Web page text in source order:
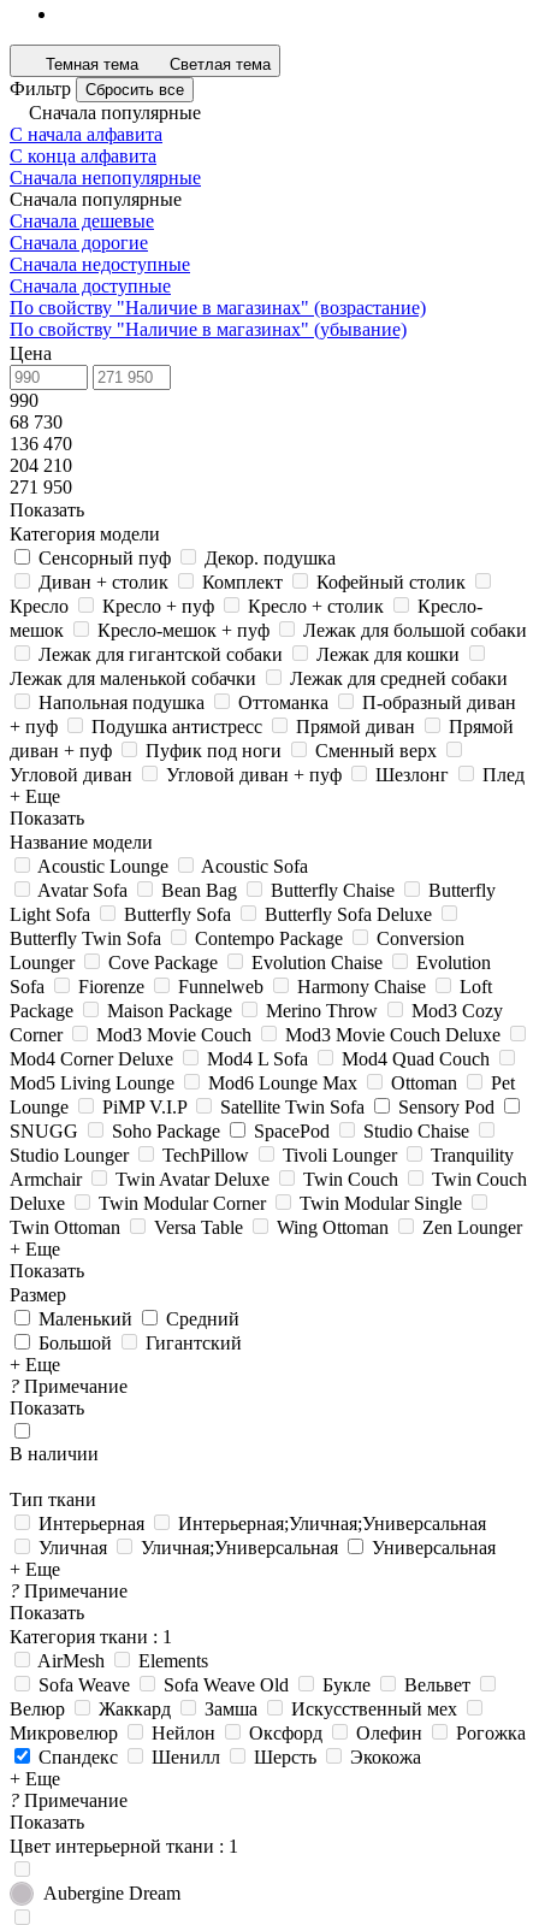
Темная тема Светлая тема
Фильтр Сбросить все
Сначала популярные
С начала алфавита
С конца алфавита
Сначала непопулярные
Сначала популярные
Сначала дешевые
Сначала дорогие
Сначала недоступные
Сначала доступные
По свойству "Наличие в магазинах" (возрастание)
По свойству "Наличие в магазинах" (убывание)
Цена
990
68 730
136 470
204 210
271 950
Показать
Категория модели
Сенсорный пуф
Декор. подушка
Диван + столик
Комплект
Кофейный столик
Кресло
Кресло + пуф Кресло + столик
Кресло-
мешок
Кресло-мешок + пуф
Лежак для большой собаки
Лежак для гигантской собаки
Лежак для кошки
Лежак для маленькой собачки
Лежак для средней собаки
Напольная подушка
Оттоманка
П-образный диван
+ пуф
Подушка антистресс Прямой диван
Прямой
диван + пуф
Пуфик под ноги
Сменный верх
Угловой диван
Угловой диван + пуф Шезлонг
Плед
+ Еще
Показать
Название модели
Acoustic Lounge
Acoustic Sofa
Avatar Sofa
Bean Bag Butterfly Chaise
Butterfly
Light Sofa
Butterfly Sofa
Butterfly Sofa Deluxe
Butterfly Twin Sofa
Contempo Package
Conversion
Lounger
Cove Package Evolution Chaise
Evolution
Sofa
Fiorenze Funnelweb Harmony Chaise
Loft
Package
Maison Package Merino Throw
Mod3 Cozy
Corner
Mod3 Movie Couch
Mod3 Movie Couch Deluxe
Mod4 Corner Deluxe
Mod4 L Sofa
Mod4 Quad Couch
Mod5 Living Lounge
Mod6 Lounge Max Ottoman
Pet
Lounge
PiMP V.I.P Satellite Twin Sofa
Sensory Pod
SNUGG
Soho Package SpacePod
Studio Chaise
Studio Lounger
TechPillow Tivoli Lounger
Tranquility
Armchair
Twin Avatar Deluxe Twin Couch
Twin Couch
Deluxe
Twin Modular Corner
Twin Modular Single
Twin Ottoman
Versa Table Wing Ottoman
Zen Lounger
+ Еще
Показать
Размер
Маленький
Средний
Большой
Гигантский
+ Еще
? Примечание
Показать
В наличии
Тип ткани
Интерьерная
Интерьерная;Уличная;Универсальная
Уличная
Уличная;Универсальная
Универсальная
+ Еще
? Примечание
Показать
Категория ткани : 1
AirMesh
Elements
Sofa Weave
Sofa Weave Old Букле
Вельвет
Велюр
Жаккард Замша
Искусственный мех
Микровелюр
Нейлон Оксфорд Олефин
Рогожка
Спандекс
Шенилл Шерсть
Экокожа
+ Еще
? Примечание
Показать
Цвет интерьерной ткани : 1
Aubergine Dream